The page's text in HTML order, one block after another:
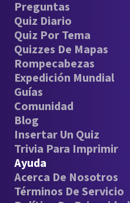
Preguntas
Quiz Diario
Quiz Por Tema
Quizzes De Mapas
Rompecabezas
Expedición Mundial
Guías
Comunidad
Blog
Insertar Un Quiz
Trivia Para Imprimir
Ayuda
Acerca De Nosotros
Términos De Servicio